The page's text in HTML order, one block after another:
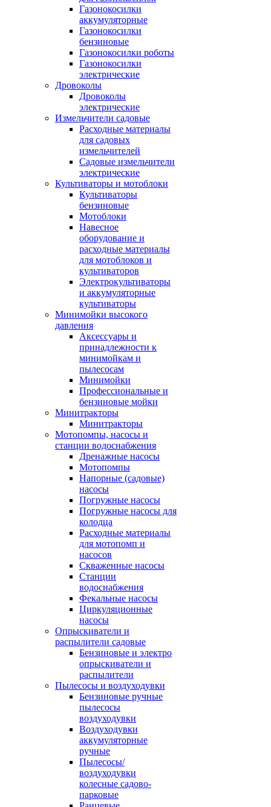
Газонокосилки
аккумуляторные
Газонокосилки
бензиновые
Газонокосилки роботы
Газонокосилки
электрические
Дровоколы
Дровоколы
электрические
Измельчители садовые
Расходные материалы
для садовых
измельчителей
Садовые измельчители
электрические
Культиваторы и мотоблоки
Культиваторы
бензиновые
Мотоблоки
Навесное
оборудование и
расходные материалы
для мотоблоков и
культиваторов
Электрокультиваторы
и аккумуляторные
культиваторы
Минимойки высокого
давления
Аксессуары и
принадлежности к
минимойкам и
пылесосам
Минимойки
Профессиональные и
бензиновые мойки
Минитракторы
Минитракторы
Мотопомпы, насосы и
станции водоснабжения
Дренажные насосы
Мотопомпы
Напорные (садовые)
насосы
Погружные насосы
Погружные насосы для
колодца
Расходные материалы
для мотопомп и
насосов
Скваженные насосы
Станции
водоснабжения
Фекальные насосы
Циркуляционные
насосы
Опрыскиватели и
распылители садовые
Бензиновые и электро
опрыскиватели и
распылители
Пылесосы и воздуходувки
Бензиновые ручные
пылесосы
воздуходувки
Воздуходувки
аккумуляторные
ручные
Пылесосы/
воздуходувки
колесные садово-
парковые